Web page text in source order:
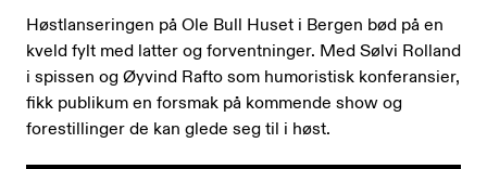
Høstlanseringen på Ole Bull Huset i Bergen bød på en
kveld fylt med latter og forventninger. Med Sølvi Rolland
i spissen og Øyvind Rafto som humoristisk konferansier,
fikk publikum en forsmak på kommende show og
forestillinger de kan glede seg til i høst.